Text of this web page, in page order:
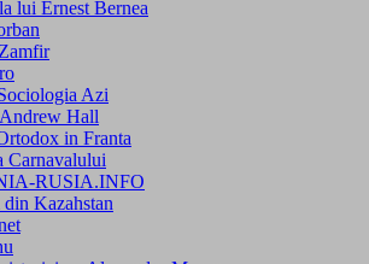
lui Ernest Bernea
Azi
Hall
in Franta
Carnavalului
RUSIA.INFO
Kazahstan